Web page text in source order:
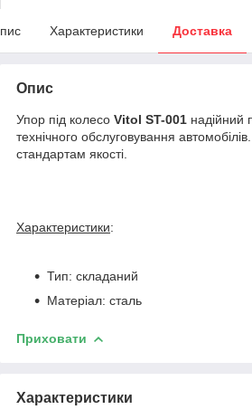
Характеристики Доставка
Опис
Упор під колесо Vitol ST-001 надійний
технічного обслуговування
стандартам якості.
Характеристики:
Тип: складаний
Матеріал: сталь
Приховати
Характеристики